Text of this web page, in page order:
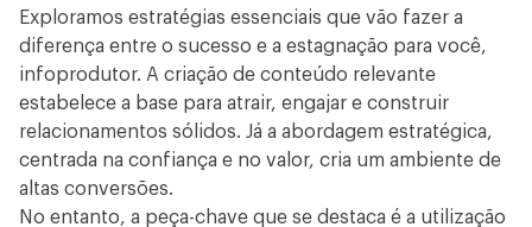
Exploramos estratégias essenciais que vão fazer a
diferença entre o sucesso e a estagnação para você,
infoprodutor. A criação de conteúdo relevante
estabelece a base para atrair, engajar e construir
relacionamentos sólidos. Já a abordagem estratégica,
centrada na confiança e no valor, cria um ambiente de
altas conversões.
No entanto, a peça-chave que se destaca é a utilização